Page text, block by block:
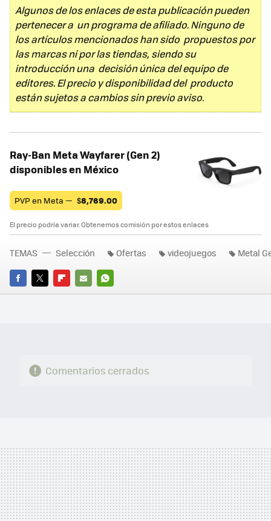
Algunos de los enlaces de esta publicación pueden
pertenecer a un programa de afiliado. Ninguno de
los artículos mencionados han sido propuestos por
las marcas ni por las tiendas, siendo su
introducción una decisión única del equipo de
editores. El precio y disponibilidad del producto
están sujetos a cambios sin previo aviso.
Ray-Ban Meta Wayfarer (Gen 2)
disponibles en México
PVP en Meta — $8,769.00
El precio podría variar. Obtenemos comisión por estos enlaces
FACEBOOK
TWITTERFLIPBOARD
E-
WHATSAPP
TEMAS Selección Ofertas videojuegos Metal
Comentarios cerrados